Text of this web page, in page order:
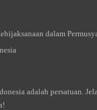
dalam
adalah persatuan.